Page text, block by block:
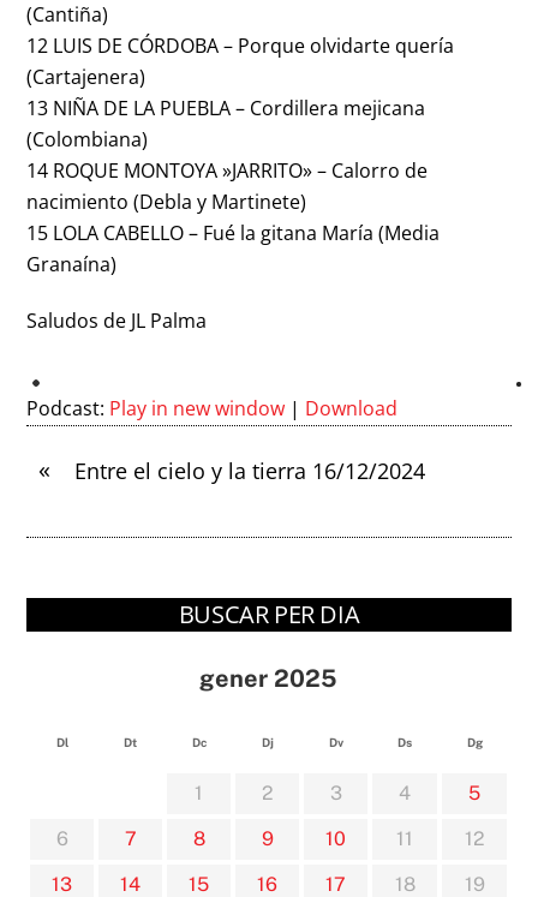
(Cantiña)
12 LUIS DE CÓRDOBA – Porque olvidarte quería
(Cartajenera)
13 NIÑA DE LA PUEBLA – Cordillera mejicana
(Colombiana)
14 ROQUE MONTOYA »JARRITO» – Calorro de
nacimiento (Debla y Martinete)
15 LOLA CABELLO – Fué la gitana María (Media
Granaína)
Saludos de JL Palma
Podcast: Play in new window | Download
« Entre el cielo y la tierra 16/12/2024
BUSCAR PER DIA
gener 2025
Dl Dt Dc Dj Dv Ds Dg
1 2 3 4
5
6
7 8 9 10 11
12
13
14 15 16 17 18
19